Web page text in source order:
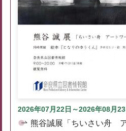
2026年07月22日～2026年08月23
熊谷誠展「ちいさい舟